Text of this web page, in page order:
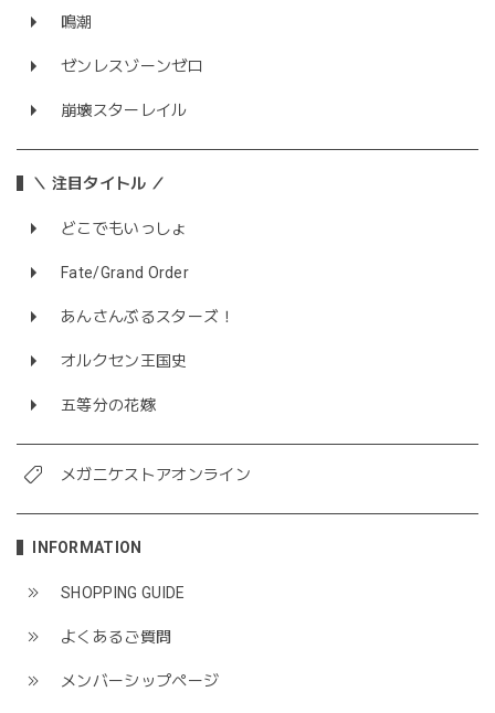
鳴潮
ゼンレスゾーンゼロ
崩壊スターレイル
＼ 注目タイトル ／
どこでもいっしょ
Fate/Grand Order
あんさんぶるスターズ！
オルクセン王国史
五等分の花嫁
メガニケストアオンライン
INFORMATION
SHOPPING GUIDE
よくあるご質問
メンバーシップページ